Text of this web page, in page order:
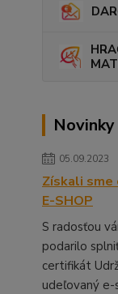
Novinky
05.09.2023
Získali sme
E-SHOP
S radosťou
podarilo
certifikát
udeľovaný e-